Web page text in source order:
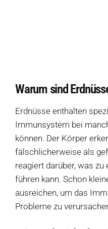
Warum sind
Erdnüsse enthalten
Immunsystem bei
können. Der Körper
fälschlicherweise als
reagiert darüber, was
führen kann. Schon
ausreichen, um das
Probleme zu
Welche Symptome
Welche Produkte sollte ich
Wie werden Erdnüsse in
Welche allergiefreien
Quellen
Weitere Ressourcen